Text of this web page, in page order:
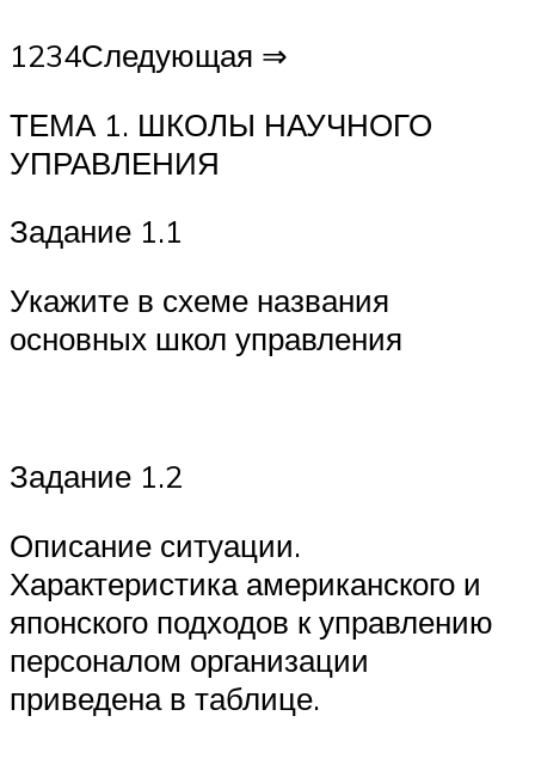
1234Следующая ⇒
ТЕМА 1. ШКОЛЫ НАУЧНОГО
УПРАВЛЕНИЯ
Задание 1.1
Укажите в схеме названия
основных школ управления
Задание 1.2
Описание ситуации.
Характеристика американского и
японского подходов к управлению
персоналом организации
приведена в таблице.